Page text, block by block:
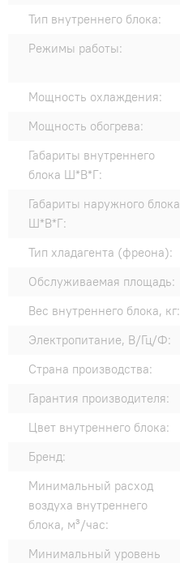
Тип внутреннего блока:
Режимы работы:
Мощность охлаждения:
Мощность обогрева:
Габариты внутреннего
блока Ш*В*Г:
Габариты наружного блока
Ш*В*Г:
Тип хладагента (фреона):
Обслуживаемая площадь:
Вес внутреннего блока, кг:
Электропитание, В/Гц/Ф:
Страна производства:
Гарантия производителя:
Цвет внутреннего блока:
Бренд:
Минимальный расход
воздуха внутреннего
блока, м³/час:
Минимальный уровень